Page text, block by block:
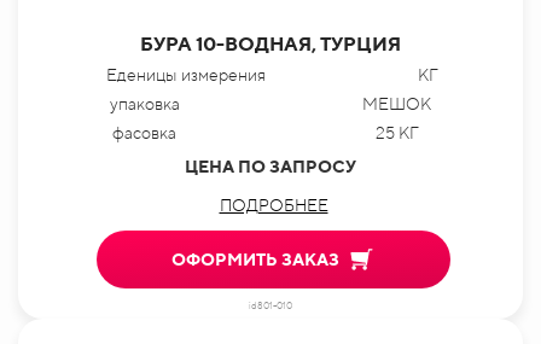
БУРА 10-ВОДНАЯ, ТУРЦИЯ
Еденицы измерения
КГ
упаковка
МЕШОК
фасовка
25 КГ
ЦЕНА ПО ЗАПРОСУ
ПОДРОБНЕЕ
ОФОРМИТЬ ЗАКАЗ
id801-010